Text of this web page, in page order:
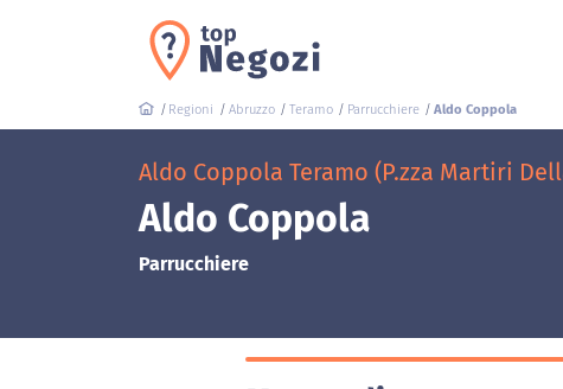
Regioni Abruzzo Teramo Parrucchiere Aldo Coppola
Aldo Coppola Teramo (P.zza Martiri
Aldo Coppola
Parrucchiere